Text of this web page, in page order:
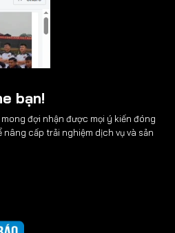
bạn!
đợi nhận được mọi ý kiến đóng
cấp trải nghiệm dịch vụ và sản